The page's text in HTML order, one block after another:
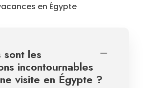
en Égypte
sont les
incontournables
visite en Égypte ?